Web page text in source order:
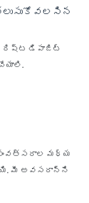
గరిష్ట డిపాజిట్
చేయాలి.
సంవత్సరాల మధ్య
మీ అవసరాన్ని